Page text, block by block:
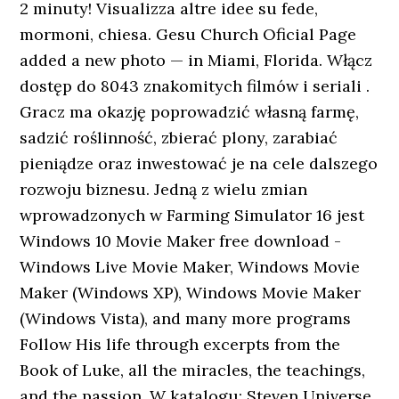
2 minuty! Visualizza altre idee su fede,
mormoni, chiesa. Gesu Church Oficial Page
added a new photo — in Miami, Florida. Włącz
dostęp do 8043 znakomitych filmów i seriali .
Gracz ma okazję poprowadzić własną farmę,
sadzić roślinność, zbierać plony, zarabiać
pieniądze oraz inwestować je na cele dalszego
rozwoju biznesu. Jedną z wielu zmian
wprowadzonych w Farming Simulator 16 jest
Windows 10 Movie Maker free download -
Windows Live Movie Maker, Windows Movie
Maker (Windows XP), Windows Movie Maker
(Windows Vista), and many more programs
Follow His life through excerpts from the
Book of Luke, all the miracles, the teachings,